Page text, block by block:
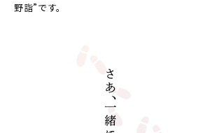
野詣”です。